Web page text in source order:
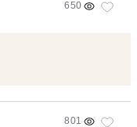
650
801